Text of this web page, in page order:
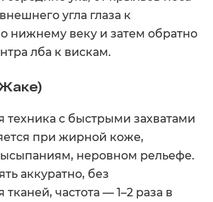
угла глаза к
нижнему веку и затем обратно
лба к вискам.
техника с быстрыми захватами
при жирной коже,
неровном рельефе.
аккуратно, без
частота — 1–2 раза в